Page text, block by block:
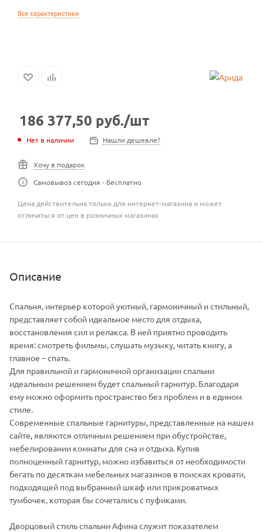
Все характеристики
186 377,50 руб./шт
Нет в наличии Нашли дешевле?
Хочу в подарок
Самовывоз сегодня - бесплатно
Цена действительна только для интернет-магазина и может
отличаться от цен в розничных магазинах
Описание
Спальня, интерьер которой уютный, гармоничный и стильный,
представляет собой идеальное место для отдыха,
восстановления сил и релакса. В ней приятно проводить
время: смотреть фильмы, слушать музыку, читать книгу, а
главное – спать.
Для правильной и гармоничной организации спальни
идеальным решением будет спальный гарнитур. Благодаря
ему можно оформить пространство без проблем и в едином
стиле.
Современные спальные гарнитуры, представленные на нашем
сайте, являются отличным решением при обустройстве,
мебелировании комнаты для сна и отдыха. Купив
полноценный гарнитур, можно избавиться от необходимости
бегать по десяткам мебельных магазинов в поисках кровати,
подходящей под выбранный шкаф или прикроватных
тумбочек, которая бы сочетались с пуфиками.
Дворцовый стиль спальни Афина служит показателем